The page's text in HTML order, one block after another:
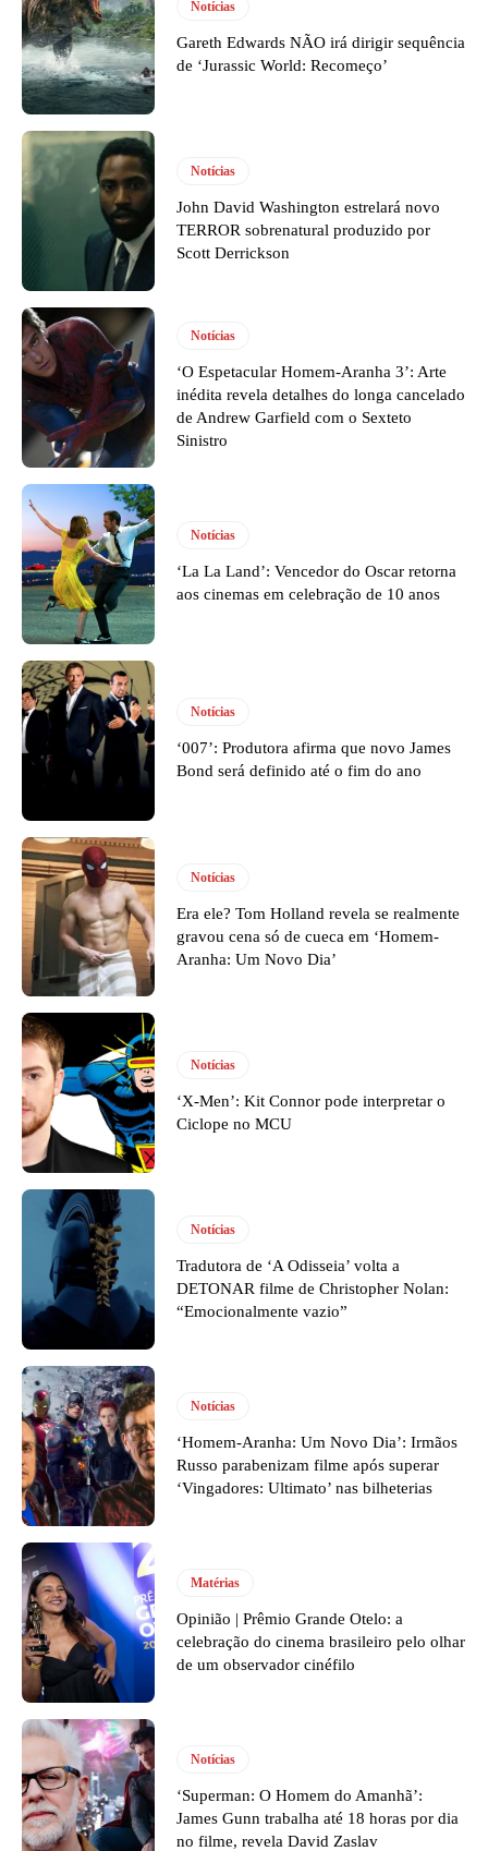
Notícias
Gareth Edwards NÃO irá dirigir sequência
de ‘Jurassic World: Recomeço’
Notícias
John David Washington estrelará novo
TERROR sobrenatural produzido por
Scott Derrickson
Notícias
‘O Espetacular Homem-Aranha 3’: Arte
inédita revela detalhes do longa cancelado
de Andrew Garfield com o Sexteto
Sinistro
Notícias
‘La La Land’: Vencedor do Oscar retorna
aos cinemas em celebração de 10 anos
Notícias
‘007’: Produtora afirma que novo James
Bond será definido até o fim do ano
Notícias
Era ele? Tom Holland revela se realmente
gravou cena só de cueca em ‘Homem-
Aranha: Um Novo Dia’
Notícias
‘X-Men’: Kit Connor pode interpretar o
Ciclope no MCU
Notícias
Tradutora de ‘A Odisseia’ volta a
DETONAR filme de Christopher Nolan:
“Emocionalmente vazio”
Notícias
‘Homem-Aranha: Um Novo Dia’: Irmãos
Russo parabenizam filme após superar
‘Vingadores: Ultimato’ nas bilheterias
Matérias
Opinião | Prêmio Grande Otelo: a
celebração do cinema brasileiro pelo olhar
de um observador cinéfilo
Notícias
‘Superman: O Homem do Amanhã’:
James Gunn trabalha até 18 horas por dia
no filme, revela David Zaslav